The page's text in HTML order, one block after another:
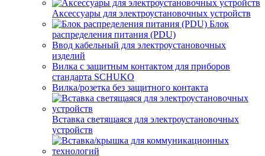
Аксессуары для электроустановочных устройств
Блок
распределения питания (PDU)
Ввод кабельный для электроустановочных
изделий
Вилка с защитным контактом для приборов
стандарта SCHUKO
Вилка/розетка без защитного контакта
Вставка светящаяся для электроустановочных
устройств